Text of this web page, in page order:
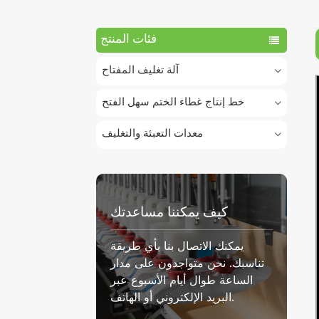
فئات المنتج
آلة تغليف المفتاح
خط إنتاج غطاء الختم سهل الفتح
معدات التعبئة والتغليف
كيف يمكننا مساعدتك
يمكنك الاتصال بنا بأي طريقة
تناسبك. نحن متواجدون على مدار
الساعة طوال أيام الأسبوع عبر
البريد الإلكتروني أو الهاتف.